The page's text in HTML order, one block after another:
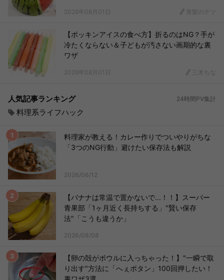
2026年08月01日 青髪のテツ
【ポッキンアイスの食べ方】折るのはNG？手が
冷たくならない＆子どもが汚さない画期的な裏
ワザ
2026年08月01日 三木ちな
人気記事ランキング 24時間PV集計
料理系ライフハック
料理家が教える！カレー作りでついやりがちな
「3つのNG行動」避けたい保存法も解説
2026/06/12
【バナナは常温で置かないで...！！】スーパー
青果部「1ヶ月近く長持ちする」"賢い保存
法"「こうも違うか」
2026/08/08
【卵の殻がボウルに入っちゃった！】"一瞬で取
り出す"方法に「へぇボタン」100回押したい！